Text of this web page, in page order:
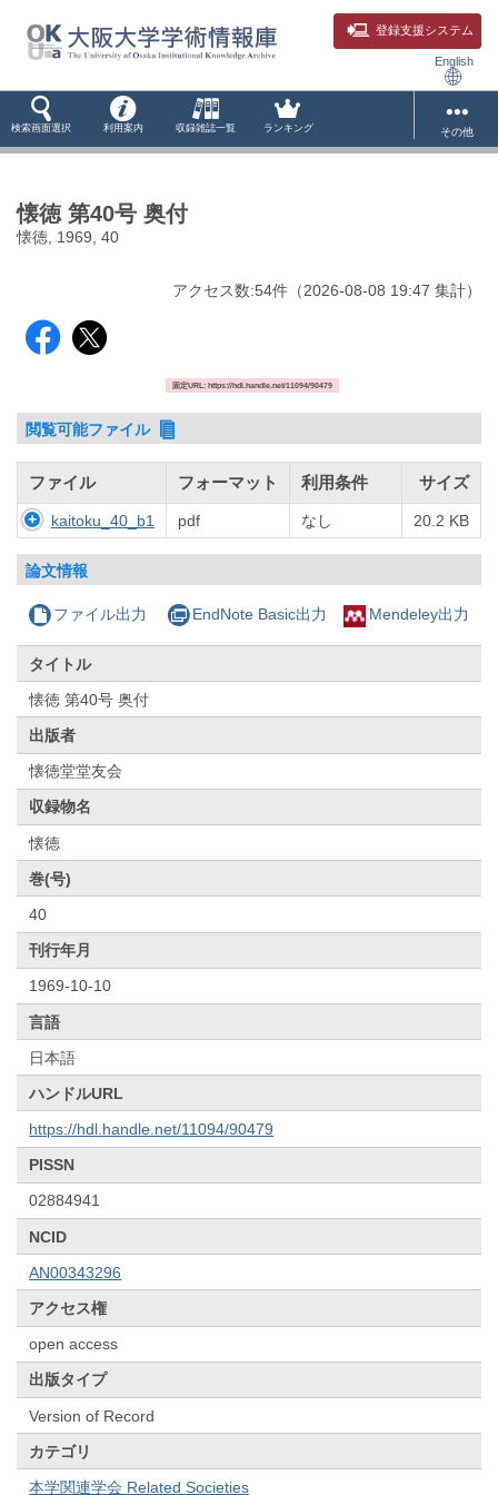
登録支援システム
English
検索画面選択 利用案内 収録雑誌一覧 ランキング その他
懐徳 第40号 奥付
懐徳, 1969, 40
アクセス数:54件 （2026-08-08 19:47 集計）
固定URL: https://hdl.handle.net/11094/90479
閲覧可能ファイル
ファイル フォーマット 利用条件 サイズ
kaitoku_40_b1 pdf なし 20.2 KB
論文情報
ファイル出力 EndNote Basic出力 Mendeley出力
タイトル
懐徳 第40号 奥付
出版者
懐徳堂堂友会
収録物名
懐徳
巻(号)
40
刊行年月
1969-10-10
言語
日本語
ハンドルURL
https://hdl.handle.net/11094/90479
PISSN
02884941
NCID
AN00343296
アクセス権
open access
出版タイプ
Version of Record
カテゴリ
本学関連学会 Related Societies